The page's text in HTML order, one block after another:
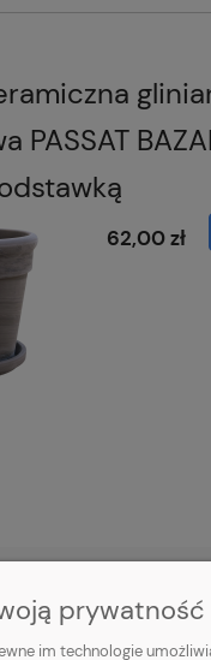
PASSAT
62,00 zł
prywatność
im technologie